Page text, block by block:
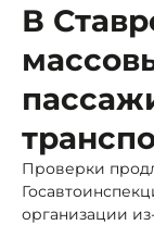
В
Проверки
организации